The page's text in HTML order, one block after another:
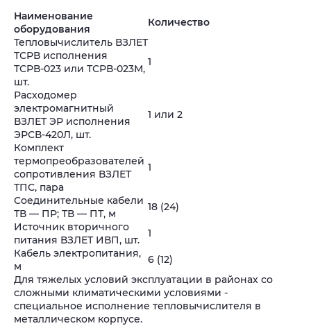
Наименование
оборудования
Количество
Тепловычислитель ВЗЛЕТ
ТСРВ исполнения
ТСРВ-023 или ТСРВ-023М,
шт.
1
Расходомер
электромагнитный
ВЗЛЕТ ЭР исполнения
ЭРСВ-420Л, шт.
1 или 2
Комплект
термопреобразователей
сопротивления ВЗЛЕТ
ТПС, пара
1
Соединительные кабели
ТВ — ПР; ТВ — ПТ, м
18 (24)
Источник вторичного
питания ВЗЛЕТ ИВП, шт.
1
Кабель электропитания,
м
6 (12)
Для тяжелых условий эксплуатации в районах со
сложными климатическими условиями -
специальное исполнение тепловычислителя в
металлическом корпусе.